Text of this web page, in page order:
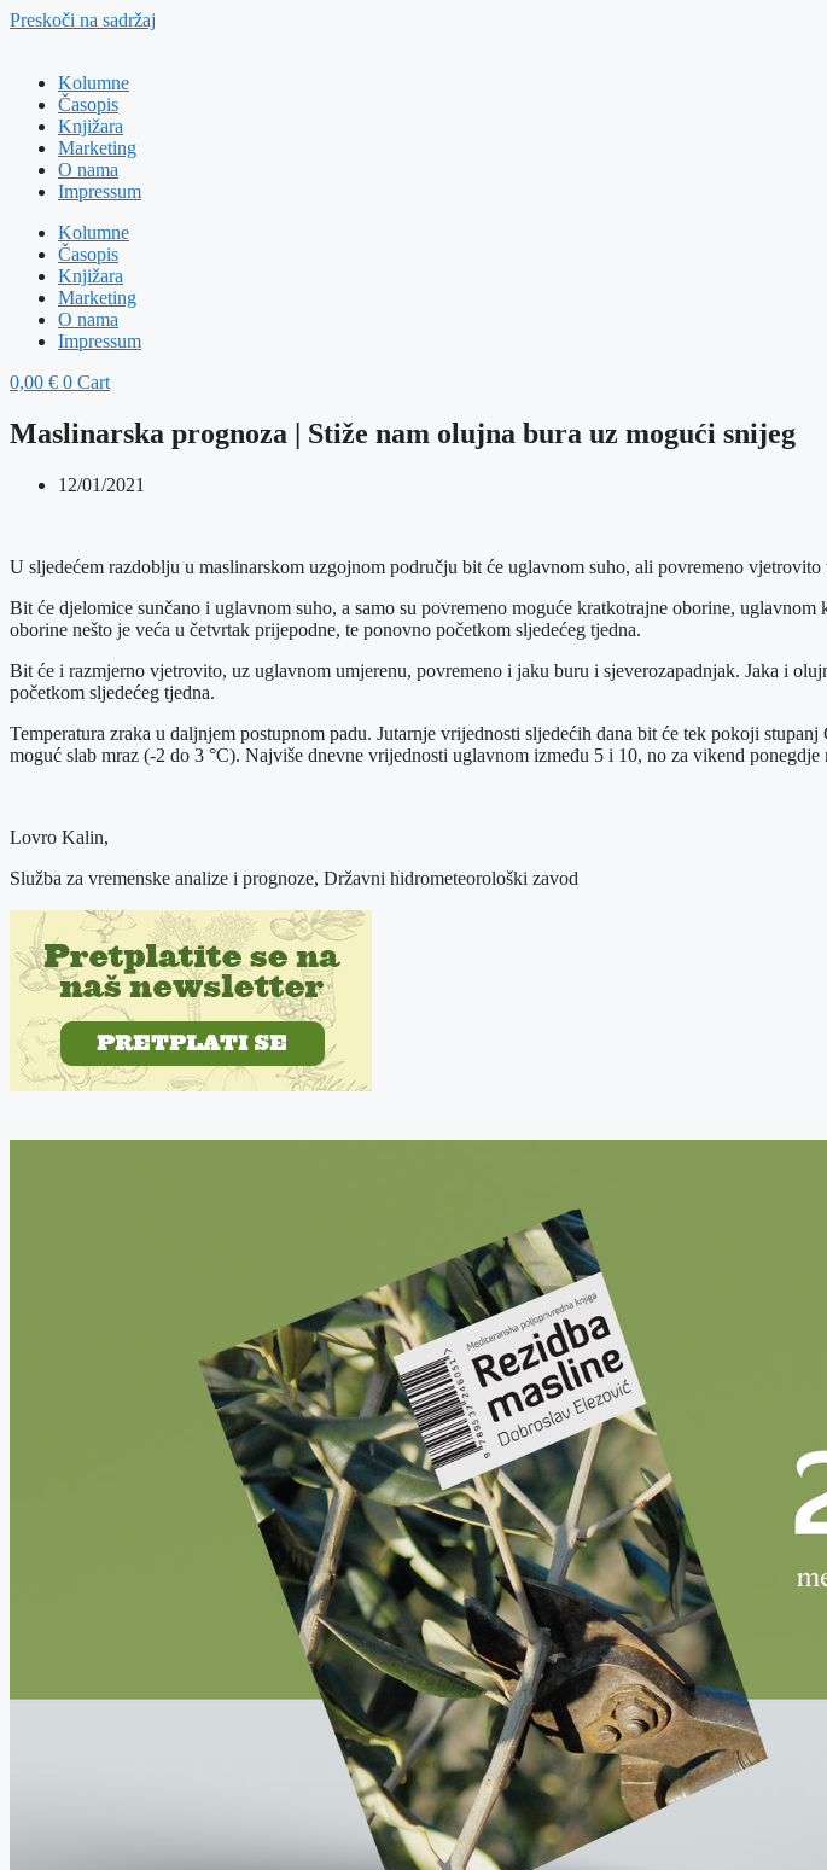
Preskoči na sadržaj
Kolumne
Časopis
Knjižara
Marketing
O nama
Impressum
Kolumne
Časopis
Knjižara
Marketing
O nama
Impressum
0,00 € 0 Cart
Maslinarska prognoza | Stiže nam olujna bura uz mogući snijeg
12/01/2021
U sljedećem razdoblju u maslinarskom uzgojnom području bit će uglavnom suho, ali povremeno
Bit će djelomice sunčano i uglavnom suho, a samo su povremeno moguće kratkotrajne oborine,
oborine nešto je veća u četvrtak prijepodne, te ponovno početkom sljedećeg tjedna.
Bit će i razmjerno vjetrovito, uz uglavnom umjerenu, povremeno i jaku buru i sjeverozapadnjak. Jaka i
početkom sljedećeg tjedna.
Temperatura zraka u daljnjem postupnom padu. Jutarnje vrijednosti sljedećih dana bit će tek pokoji
moguć slab mraz (-2 do 3 °C). Najviše dnevne vrijednosti uglavnom između 5 i 10, no za vikend
Lovro Kalin,
Služba za vremenske analize i prognoze, Državni hidrometeorološki zavod